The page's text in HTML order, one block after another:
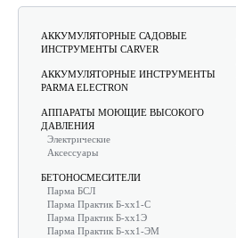
АККУМУЛЯТОРНЫЕ САДОВЫЕ
ИНСТРУМЕНТЫ CARVER
АККУМУЛЯТОРНЫЕ ИНСТРУМЕНТЫ
PARMA ELECTRON
АППАРАТЫ МОЮЩИЕ ВЫСОКОГО
ДАВЛЕНИЯ
Электрические
Аксессуары
БЕТОНОСМЕСИТЕЛИ
Парма БСЛ
Парма Практик Б-хх1-С
Парма Практик Б-хх1Э
Парма Практик Б-хх1-ЭМ